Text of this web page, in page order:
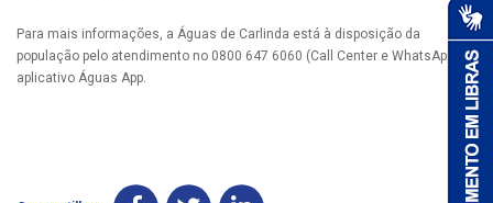
Para mais informações, a Águas de Carlinda está à disposição da
população pelo atendimento no 0800 647 6060 (Call Center e WhatsApp) e
aplicativo Águas App.